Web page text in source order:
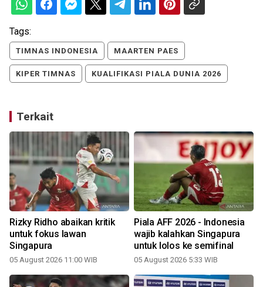
Tags:
TIMNAS INDONESIA MAARTEN PAES
KIPER TIMNAS KUALIFIKASI PIALA DUNIA 2026
Terkait
Rizky Ridho abaikan kritik
untuk fokus lawan
Singapura
05 August 2026 11:00 WIB
Piala AFF 2026 - Indonesia
wajib kalahkan Singapura
untuk lolos ke semifinal
05 August 2026 5:33 WIB